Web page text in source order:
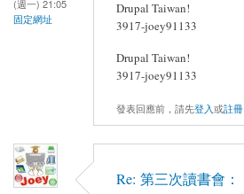
(週一) 21:05
固定網址
Drupal Taiwan!
3917-joey91133
Drupal Taiwan!
3917-joey91133
發表回應前，請先登入或註冊
Re: 第三次讀書會：